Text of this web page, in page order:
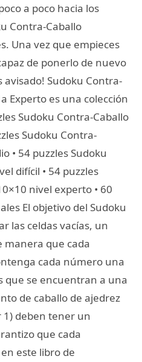
a poco hacia los
Contra-Caballo
Una vez que empieces
de ponerlo de nuevo
avisado! Sudoku Contra-
Experto es una colección
Sudoku Contra-Caballo
Sudoku Contra-
• 54 puzzles Sudoku
difícil • 54 puzzles
nivel experto • 60
El objetivo del Sudoku
las celdas vacías, un
manera que cada
cada número una
que se encuentran a una
de caballo de ajedrez
1) deben tener un
que cada
este libro de